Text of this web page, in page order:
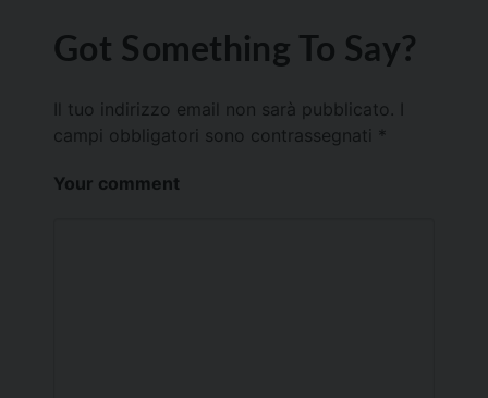
Got Something To Say?
Il tuo indirizzo email non sarà pubblicato.
campi obbligatori sono contrassegnati *
Your comment